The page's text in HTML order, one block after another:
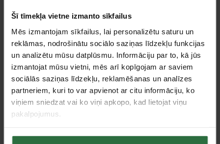
Šī tīmekļa vietne izmanto sīkfailus
Mēs izmantojam sīkfailus, lai personalizētu saturu un
reklāmas, nodrošinātu sociālo saziņas līdzekļu funkcijas
un analizētu mūsu datplūsmu. Informāciju par to, kā jūs
izmantojat mūsu vietni, mēs arī kopīgojam ar saviem
sociālās saziņas līdzekļu, reklamēšanas un analīzes
partneriem, kuri to var apvienot ar citu informāciju, ko
viņiem sniedzat vai ko viņi apkopo, kad lietojat viņu
pakalpojumus.
1/4" trieciena uzgaļu
turētājs KOKEN
9,08 €
Ir noliktavā
Sešstūra triecienuzmavu
komplekts KOKEN
RS14012M/10-L60 1/2"
108,09 €
Ir noliktavā